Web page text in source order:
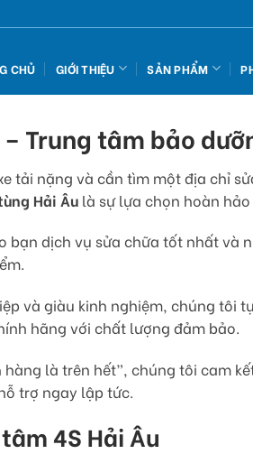
CHỦ GIỚI THIỆU SẢN PHẨM
Trung tâm bảo
tải nặng và cần tìm một địa chỉ
Hải Âu là sự lựa chọn hoàn hảo
bạn dịch vụ sửa chữa tốt nhất
và giàu kinh nghiệm, chúng tôi
hãng với chất lượng đảm bảo.
là trên hết”, chúng tôi cam
trợ ngay lập tức.
4S Hải Âu